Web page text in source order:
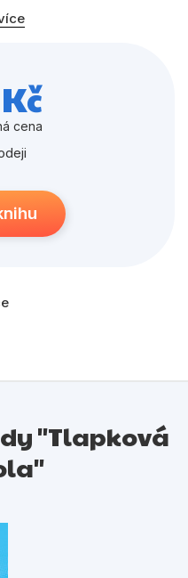
Vyražte po boku
cena
"Tlapková